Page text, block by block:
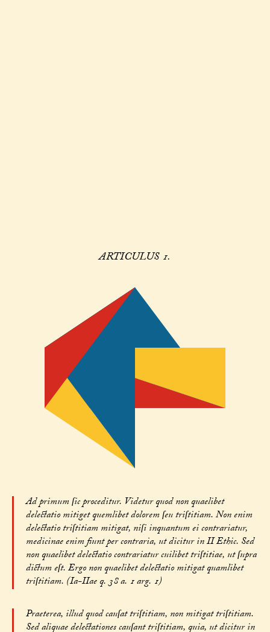
ARTICULUS 1.
Ad primum ſic proceditur. Videtur quod non quaelibet
delectatio mitiget quemlibet dolorem ſeu triſtitiam. Non enim
delectatio triſtitiam mitigat, niſi inquantum ei contrariatur,
medicinae enim fiunt per contraria, ut dicitur in II Ethic. Sed
non quaelibet delectatio contrariatur cuilibet triſtitiae, ut ſupra
dictum eſt. Ergo non quaelibet delectatio mitigat quamlibet
triſtitiam. (Ia-IIae q. 38 a. 1 arg. 1)
Praeterea, illud quod cauſat triſtitiam, non mitigat triſtitiam.
Sed aliquae delectationes cauſant triſtitiam, quia, ut dicitur in